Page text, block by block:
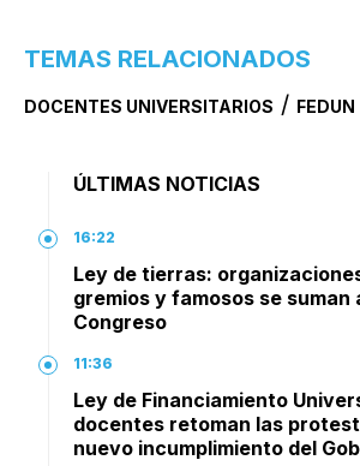
TEMAS RELACIONADOS
DOCENTES UNIVERSITARIOS / FEDUN
ÚLTIMAS NOTICIAS
16:22
Ley de tierras:
gremios y famosos se suman
Congreso
11:36
Ley de Financiamiento
docentes retoman las
nuevo incumplimiento del